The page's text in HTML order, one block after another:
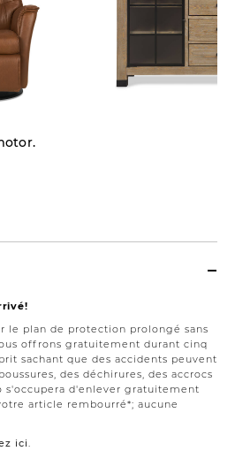
le plan de protection prolongé sans
offrons gratuitement durant cinq
sachant que des accidents peuvent
des déchirures, des accrocs
s'occupera d'enlever gratuitement
article rembourré*; aucune
ici.